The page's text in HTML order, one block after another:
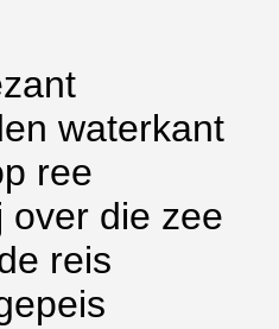
waterkant
ree
over die zee
reis